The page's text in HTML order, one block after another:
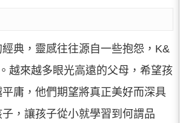
典，靈感往往源自一些抱怨，K&
越來越多眼光高遠的父母，希望孩
庸，他們期望將真正美好而深具
，讓孩子從小就學習到何謂品